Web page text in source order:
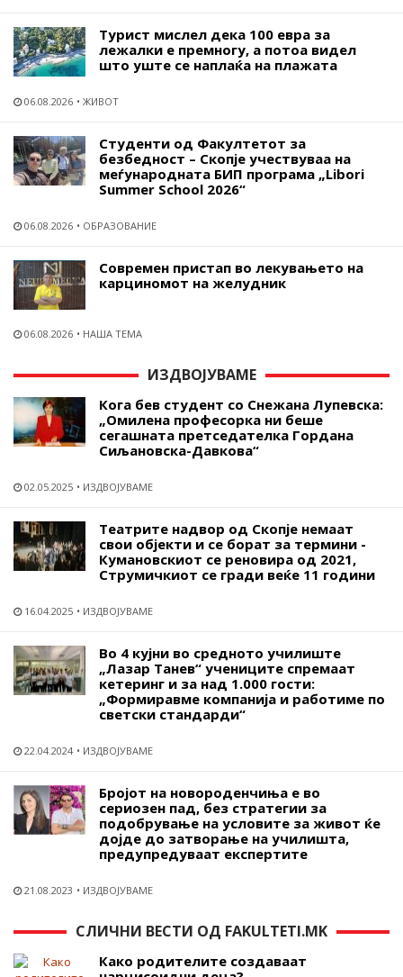
Турист мислел дека 100 евра за
лежалки е премногу, а потоа видел
што уште се наплаќа на плажата
06.08.2026 ЖИВОТ
Студенти од Факултетот за
безбедност – Скопје учествуваа на
меѓународната БИП програма „Libori
Summer School 2026“
06.08.2026 ОБРАЗОВАНИЕ
Современ пристап во лекувањето на
карциномот на желудник
06.08.2026 НАША ТЕМА
ИЗДВОЈУВАМЕ
Кога бев студент со Снежана Лупевска:
„Омилена професорка ни беше
сегашната претседателка Гордана
Сиљановска-Давкова“
02.05.2025 ИЗДВОЈУВАМЕ
Театрите надвор од Скопје немаат
свои објекти и се борат за термини -
Кумановскиот се реновира од 2021,
Струмичкиот се гради веќе 11 години
16.04.2025 ИЗДВОЈУВАМЕ
Во 4 кујни во средното училиште
„Лазар Танев“ учениците спремаат
кетеринг и за над 1.000 гости:
„Формиравме компанија и работиме по
светски стандарди“
22.04.2024 ИЗДВОЈУВАМЕ
Бројот на новороденчиња е во
сериозен пад, без стратегии за
подобрување на условите за живот ќе
дојде до затворање на училишта,
предупредуваат експертите
21.08.2023 ИЗДВОЈУВАМЕ
СЛИЧНИ ВЕСТИ ОД FAKULTETI.MK
Како родителите создаваат